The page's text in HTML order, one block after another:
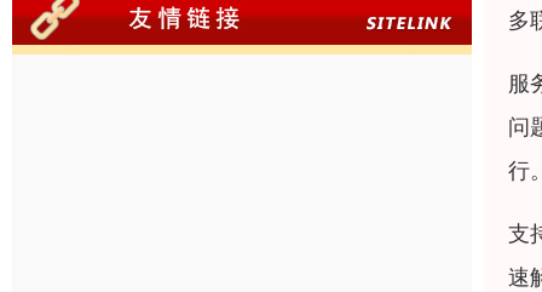
多
服
问
行
支
速